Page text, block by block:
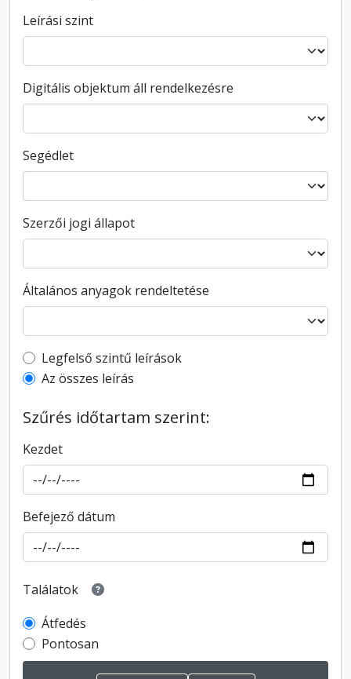
Leírási szint
Digitális objektum áll rendelkezésre
Segédlet
Szerzői jogi állapot
Általános anyagok rendeltetése
Top-level description filter
Legfelső szintű leírások
Az összes leírás
Szűrés időtartam szerint:
Kezdet
Befejező dátum
Találatok
Átfedés
Pontosan